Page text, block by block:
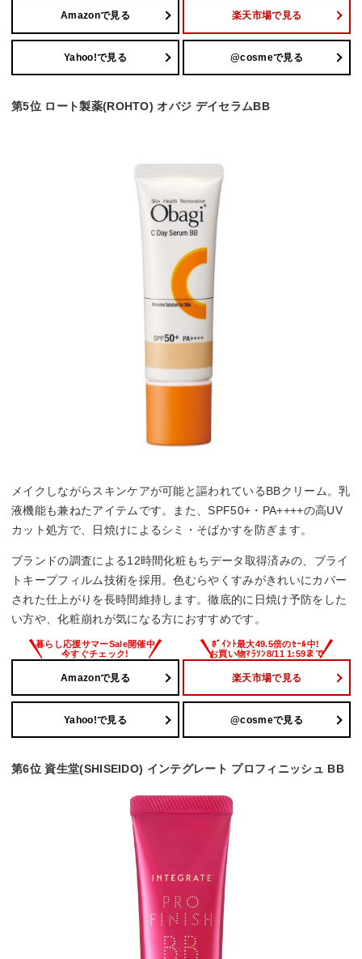
Amazonで見る 楽天市場で見る
Yahoo!で見る @cosmeで見る
第5位 ロート製薬(ROHTO) オバジ デイセラムBB
メイクしながらスキンケアが可能と謳われているBBクリーム。乳
液機能も兼ねたアイテムです。また、SPF50+・PA++++の高UV
カット処方で、日焼けによるシミ・そばかすを防ぎます。
ブランドの調査による12時間化粧もちデータ取得済みの、ブライ
トキープフィルム技術を採用。色むらやくすみがきれいにカバー
された仕上がりを長時間維持します。徹底的に日焼け予防をした
い方や、化粧崩れが気になる方におすすめです。
Amazonで見る 楽天市場で見る
Yahoo!で見る @cosmeで見る
第6位 資生堂(SHISEIDO) インテグレート プロフィニッシュ BB